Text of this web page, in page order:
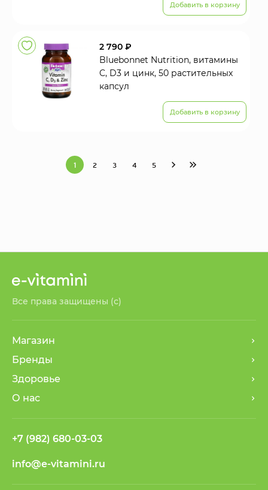
Добавить в корзину
2 790 ₽
Bluebonnet Nutrition, витамины
C, D3 и цинк, 50 растительных
капсул
Добавить в корзину
1 2 3 4 5
Все права защищены (с)
Магазин
Бренды
Здоровье
О нас
+7 (982) 680-03-03
info@e-vitamini.ru